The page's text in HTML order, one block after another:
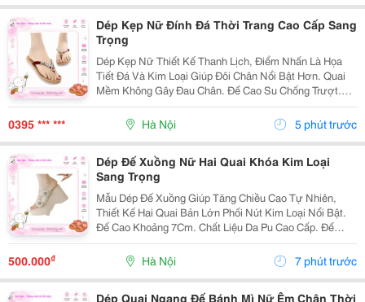
Dép Kẹp Nữ Đính Đá Thời Trang Cao Cấp Sang
Trọng
Dép Kẹp Nữ Thiết Kế Thanh Lịch, Điểm Nhấn Là Họa
Tiết Đá Và Kim Loại Giúp Đôi Chân Nổi Bật Hơn. Quai
Mềm Không Gây Đau Chân. Đế Cao Su Chống Trượt.
Kiểu Dáng Nữ Tính. Phù Hợp Mặc Váy Hoặc Quần
Jean. Mang Đi Biển, Đi Chơi, Dạo Phố.
0395 *** *** Hà Nội 5 phút trước
Dép Đế Xuồng Nữ Hai Quai Khóa Kim Loại
Sang Trọng
Mẫu Dép Đế Xuồng Giúp Tăng Chiều Cao Tự Nhiên,
Thiết Kế Hai Quai Bản Lớn Phối Nút Kim Loại Nổi Bật.
Đế Cao Khoảng 7Cm. Chất Liệu Da Pu Cao Cấp. Đế
Chống Trượt. Êm Chân Khi Mang Lâu. Thích Hợp Đi
500.000₫ Hà Nội 7 phút trước
Dép Quai Ngang Đế Bánh Mì Nữ Êm Chân Thời